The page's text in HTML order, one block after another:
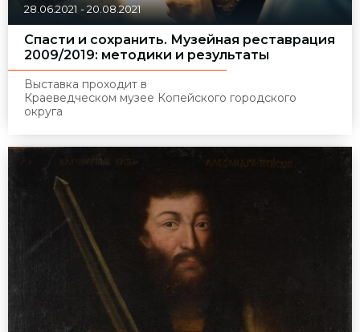
28.06.2021 -20.08.2021
Спасти и сохранить. Музейная реставрация
2009/2019: методики и результаты
Выставка проходит в
Краеведческом музее Копейского городского
округа